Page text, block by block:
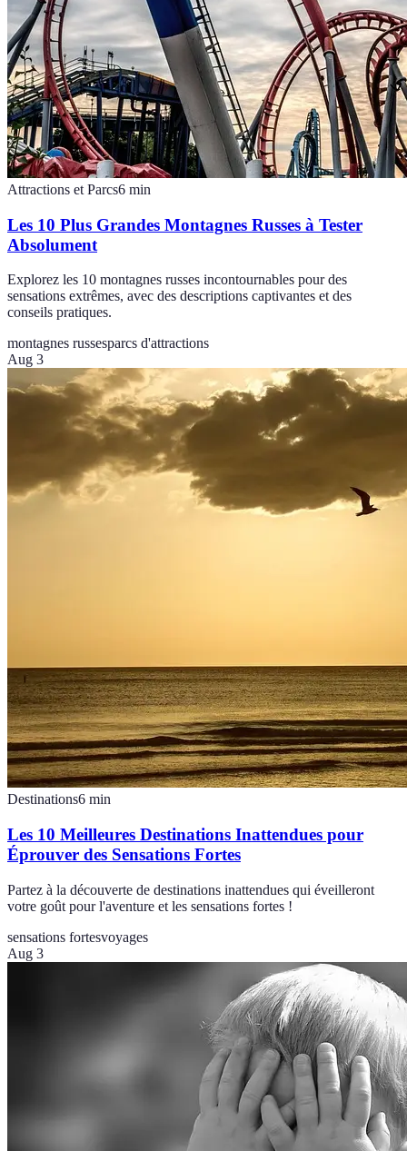
Attractions et Parcs6 min
Les 10 Plus Grandes Montagnes Russes à Tester
Absolument
Explorez les 10 montagnes russes incontournables pour des
sensations extrêmes, avec des descriptions captivantes et des
conseils pratiques.
montagnes russesparcs d'attractions
Aug 3
Destinations6 min
Les 10 Meilleures Destinations Inattendues pour
Éprouver des Sensations Fortes
Partez à la découverte de destinations inattendues qui éveilleront
votre goût pour l'aventure et les sensations fortes !
sensations fortesvoyages
Aug 3